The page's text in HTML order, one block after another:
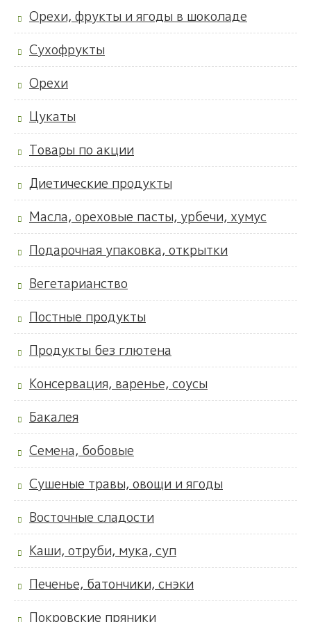
Орехи, фрукты и ягоды в шоколаде
Сухофрукты
Орехи
Цукаты
Товары по акции
Диетические продукты
Масла, ореховые пасты, урбечи, хумус
Подарочная упаковка, открытки
Вегетарианство
Постные продукты
Продукты без глютена
Консервация, варенье, соусы
Бакалея
Семена, бобовые
Сушеные травы, овощи и ягоды
Восточные сладости
Каши, отруби, мука, суп
Печенье, батончики, снэки
Покровские пряники